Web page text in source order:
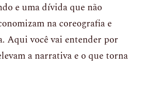
e uma dívida que não
na coreografia e
Aqui você vai entender por
a narrativa e o que torna